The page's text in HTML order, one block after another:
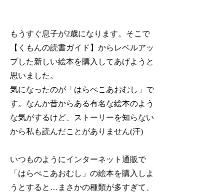
もうすぐ息子が2歳になります。そこで
【くもんの読書ガイド】からレベルアッ
プした新しい絵本を購入してあげようと
思いました。
気になったのが「はらぺこあおむし」で
す。 なんか昔からある有名な絵本のよう
な気がするけど、ストーリーを知らない
から私も読んだことがありません(汗)
いつものようにインターネット通販で
「はらぺこあおむし」の絵本を購入しよ
うとすると…まさかの種類が多すぎて、